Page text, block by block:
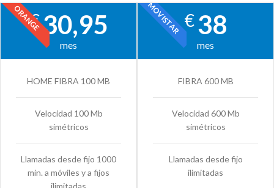
ORANGE
€30,95
mes
HOME FIBRA 100 MB
Velocidad 100 Mb
simétricos
Llamadas desde fijo 1000
min. a móviles y a fijos
MOVISTAR€38
mes
FIBRA 600 MB
Velocidad 600 Mb
simétricos
Llamadas desde fijo
ilimitadas